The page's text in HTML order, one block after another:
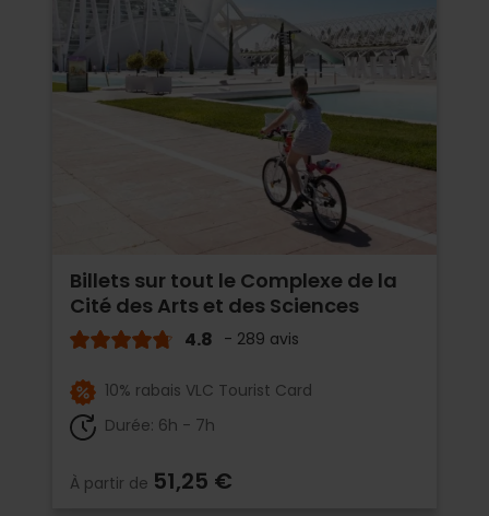
Billets sur tout le Complexe de la
Cité des Arts et des Sciences
4.8 - 289 avis
10% rabais VLC Tourist Card
Durée: 6h - 7h
À partir de 51,25 €